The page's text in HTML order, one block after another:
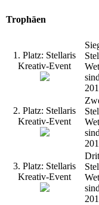
Trophäen
1. Platz: Stellaris
Kreativ-Event
2. Platz: Stellaris
Kreativ-Event
3. Platz: Stellaris
Kreativ-Event